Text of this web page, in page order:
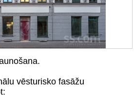
vēsturisko fasāžu